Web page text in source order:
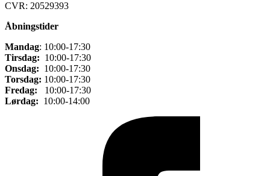
CVR: 20529393
Åbningstider
Mandag: 10:00-17:30
Tirsdag: 10:00-17:30
Onsdag: 10:00-17:30
Torsdag: 10:00-17:30
Fredag: 10:00-17:30
Lørdag: 10:00-14:00